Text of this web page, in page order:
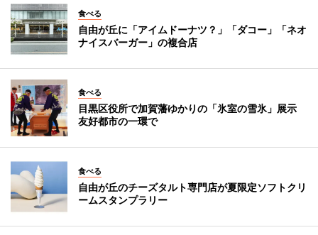
食べる
自由が丘に「アイムドーナツ？」「ダコー」「ネオ
ナイスバーガー」の複合店
食べる
目黒区役所で加賀藩ゆかりの「氷室の雪氷」展示
友好都市の一環で
食べる
自由が丘のチーズタルト専門店が夏限定ソフトクリ
ームスタンプラリー